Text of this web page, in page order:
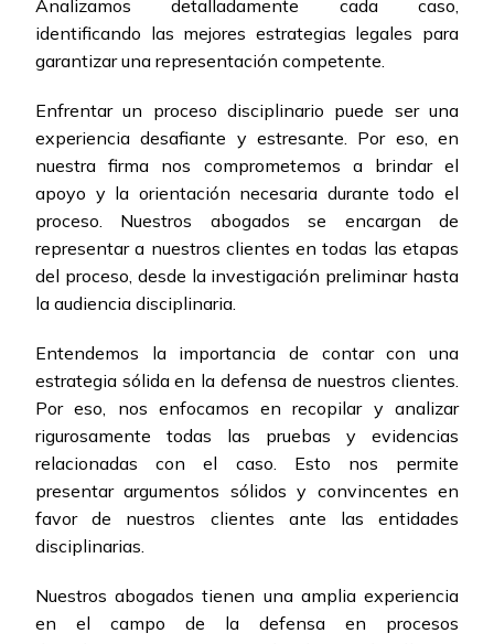
Analizamos detalladamente cada caso,
identificando las mejores estrategias legales para
garantizar una representación competente.
Enfrentar un proceso disciplinario puede ser una
experiencia desafiante y estresante. Por eso, en
nuestra firma nos comprometemos a brindar el
apoyo y la orientación necesaria durante todo el
proceso. Nuestros abogados se encargan de
representar a nuestros clientes en todas las etapas
del proceso, desde la investigación preliminar hasta
la audiencia disciplinaria.
Entendemos la importancia de contar con una
estrategia sólida en la defensa de nuestros clientes.
Por eso, nos enfocamos en recopilar y analizar
rigurosamente todas las pruebas y evidencias
relacionadas con el caso. Esto nos permite
presentar argumentos sólidos y convincentes en
favor de nuestros clientes ante las entidades
disciplinarias.
Nuestros abogados tienen una amplia experiencia
en el campo de la defensa en procesos